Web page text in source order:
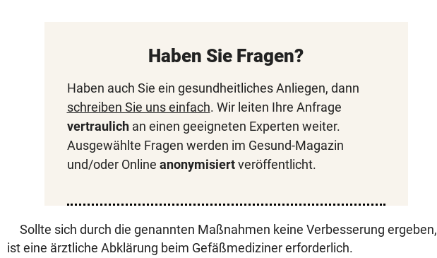
Haben Sie Fragen?
Haben auch Sie ein gesundheitliches Anliegen, dann
schreiben Sie uns einfach. Wir leiten Ihre Anfrage
vertraulich an einen geeigneten Experten weiter.
Ausgewählte Fragen werden im Gesund-Magazin
und/oder Online anonymisiertveröffentlicht.
Sollte sich durch die genannten Maßnahmen keine Verbesserung ergeben,
ist eine ärztliche Abklärung beim Gefäßmediziner erforderlich.